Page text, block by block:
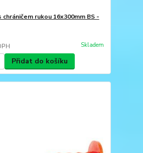
chráničem rukou 16x300mm BS -
Skladem
Přidat do košíku